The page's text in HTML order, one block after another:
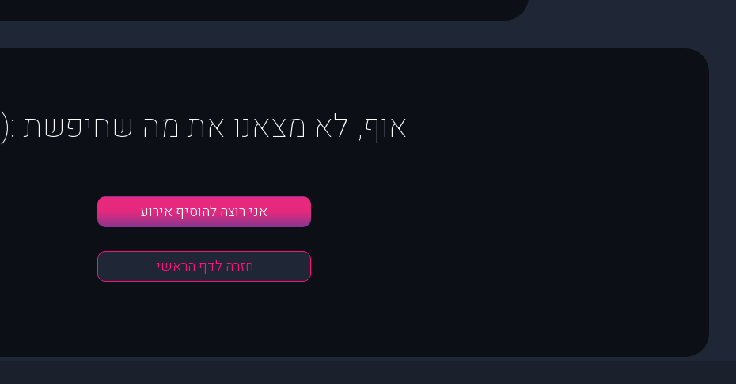
אוף, לא מצאנו את מה שחיפשת :(
אני רוצה להוסיף אירוע
חזרה לדף הראשי